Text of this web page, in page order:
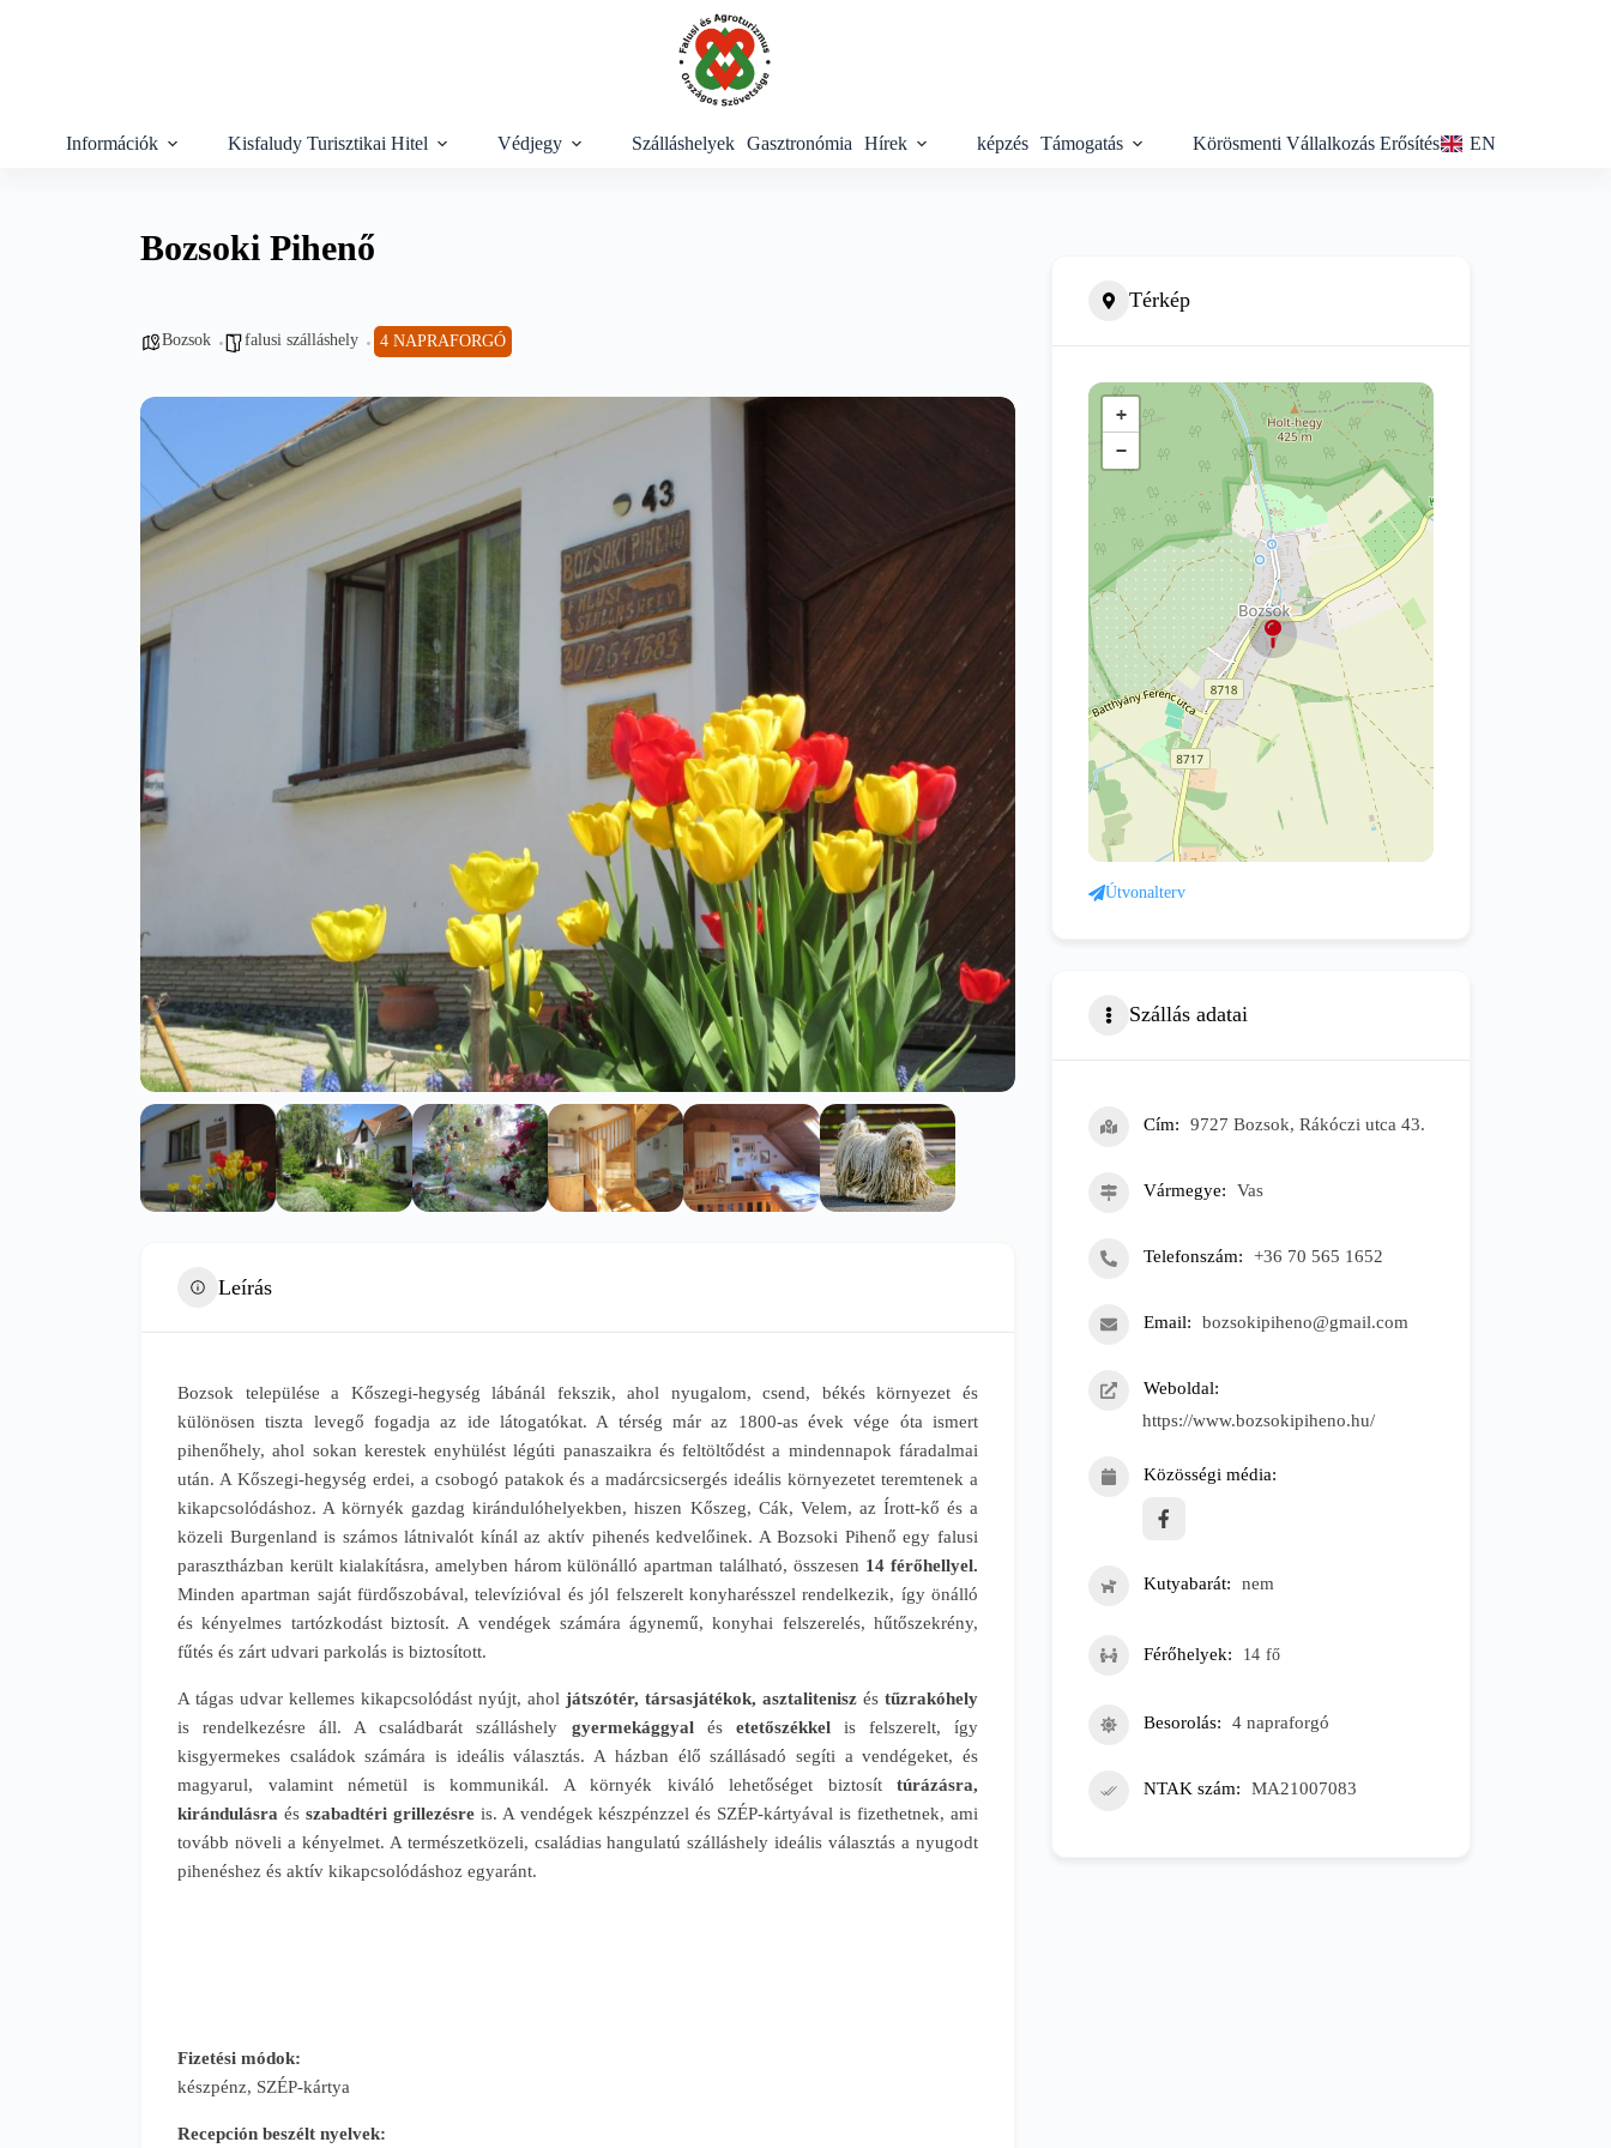
Információk Kisfaludy Turisztikai Hitel Védjegy Szálláshelyek Gasztronómia Hírek képzés Támogatás Körösmenti Vállalkozás Erősítés EN
Bozsoki Pihenő
Bozsok falusi szálláshely 4 NAPRAFORGÓ
Leírás
Bozsok települése a Kőszegi-hegység lábánál fekszik, ahol nyugalom, csend, békés környezet és
különösen tiszta levegő fogadja az ide látogatókat. A térség már az 1800-as évek vége óta ismert
pihenőhely, ahol sokan kerestek enyhülést légúti panaszaikra és feltöltődést a mindennapok fáradalmai
után. A Kőszegi-hegység erdei, a csobogó patakok és a madárcsicsergés ideális környezetet teremtenek a
kikapcsolódáshoz. A környék gazdag kirándulóhelyekben, hiszen Kőszeg, Cák, Velem, az Írott-kő és a
közeli Burgenland is számos látnivalót kínál az aktív pihenés kedvelőinek. A Bozsoki Pihenő egy falusi
parasztházban került kialakításra, amelyben három különálló apartman található, összesen 14 férőhellyel.
Minden apartman saját fürdőszobával, televízióval és jól felszerelt konyharésszel rendelkezik, így önálló
és kényelmes tartózkodást biztosít. A vendégek számára ágynemű, konyhai felszerelés, hűtőszekrény,
fűtés és zárt udvari parkolás is biztosított.
A tágas udvar kellemes kikapcsolódást nyújt, ahol játszótér, társasjátékok, asztalitenisz és tűzrakóhely
is rendelkezésre áll. A családbarát szálláshely gyermekággyalésetetőszékkelis felszerelt, így
kisgyermekes családok számára is ideális választás. A házban élő szállásadó segíti a vendégeket, és
magyarul, valamint németül is kommunikál. A környék kiváló lehetőséget biztosít túrázásra,
kirándulásra és szabadtéri grillezésreis. A vendégek készpénzzel és SZÉP-kártyával is fizethetnek, ami
tovább növeli a kényelmet. A természetközeli, családias hangulatú szálláshely ideális választás a nyugodt
pihenéshez és aktív kikapcsolódáshoz egyaránt.
Fizetési módok:
készpénz, SZÉP-kártya
Recepción beszélt nyelvek:
Térkép
+
−
Útvonalterv
Szállás adatai
Cím 9727 Bozsok, Rákóczi utca 43.
Vármegye Vas
Telefonszám +36 70 565 1652
Email bozsokipiheno@gmail.com
Weboldal
https://www.bozsokipiheno.hu/
Közösségi média
Kutyabarát nem
Férőhelyek 14 fő
Besorolás 4 napraforgó
NTAK szám MA21007083